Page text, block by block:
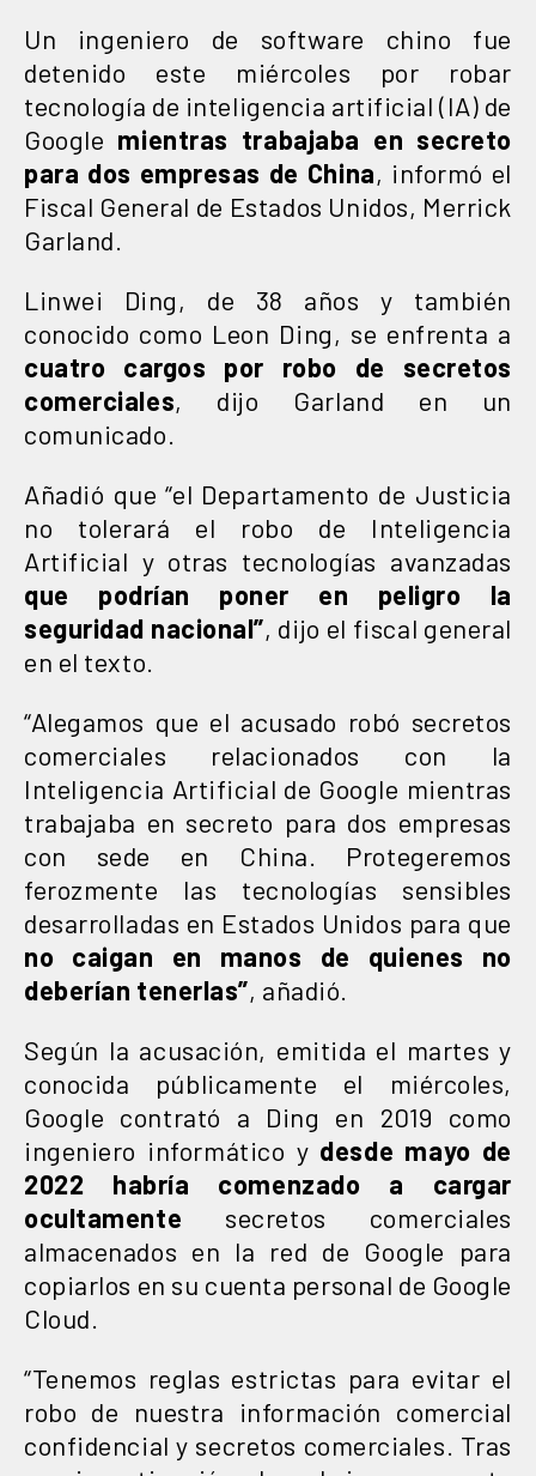
Un ingeniero de software chino fue
detenido este miércoles por robar
tecnología de inteligencia artificial (IA) de
Google mientras trabajaba en secreto
para dos empresas de China, informó el
Fiscal General de Estados Unidos, Merrick
Garland.
Linwei Ding, de 38 años y también
conocido como Leon Ding, se enfrenta a
cuatro cargos por robo de secretos
comerciales, dijo Garland en un
comunicado.
Añadió que “el Departamento de Justicia
no tolerará el robo de Inteligencia
Artificial y otras tecnologías avanzadas
que podrían poner en peligro la
seguridad nacional”, dijo el fiscal general
en el texto.
“Alegamos que el acusado robó secretos
comerciales relacionados con la
Inteligencia Artificial de Google mientras
trabajaba en secreto para dos empresas
con sede en China. Protegeremos
ferozmente las tecnologías sensibles
desarrolladas en Estados Unidos para que
no caigan en manos de quienes no
deberían tenerlas”, añadió.
Según la acusación, emitida el martes y
conocida públicamente el miércoles,
Google contrató a Ding en 2019 como
ingeniero informático y desde mayo de
2022 habría comenzado a cargar
ocultamente secretos comerciales
almacenados en la red de Google para
copiarlos en su cuenta personal de Google
Cloud.
“Tenemos reglas estrictas para evitar el
robo de nuestra información comercial
confidencial y secretos comerciales. Tras